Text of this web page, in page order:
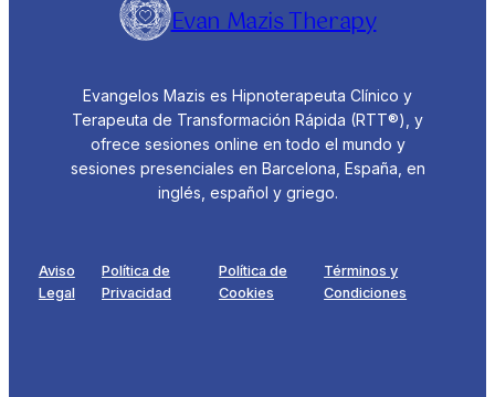
Evan Mazis Therapy
Evangelos Mazis es Hipnoterapeuta Clínico y
Terapeuta de Transformación Rápida (RTT®), y
ofrece sesiones online en todo el mundo y
sesiones presenciales en Barcelona, España, en
inglés, español y griego.
Aviso
Legal
Política de
Privacidad
Política de
Cookies
Términos y
Condiciones